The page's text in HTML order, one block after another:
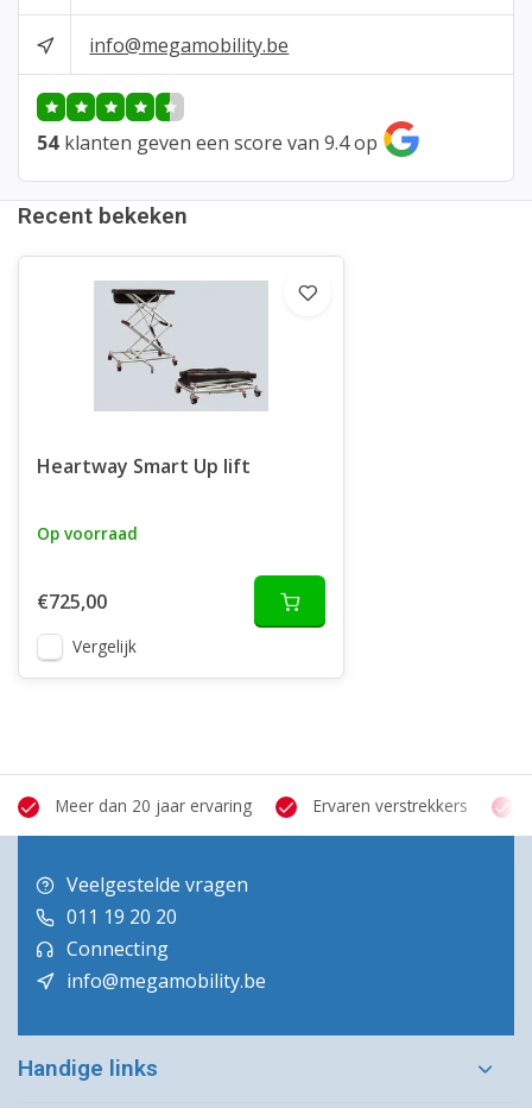
info@megamobility.be
54 klanten geven een score van 9.4 op
Recent bekeken
Heartway Smart Up lift
Op voorraad
€725,00
Vergelijk
Meer dan 20 jaar ervaring Ervaren verstrekkers
Veelgestelde vragen
011 19 20 20
Connecting
info@megamobility.be
Handige links